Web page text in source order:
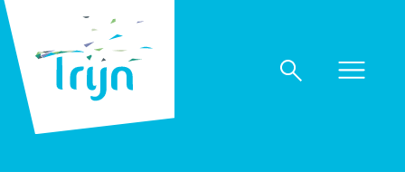
Trijn
Naar
Naar